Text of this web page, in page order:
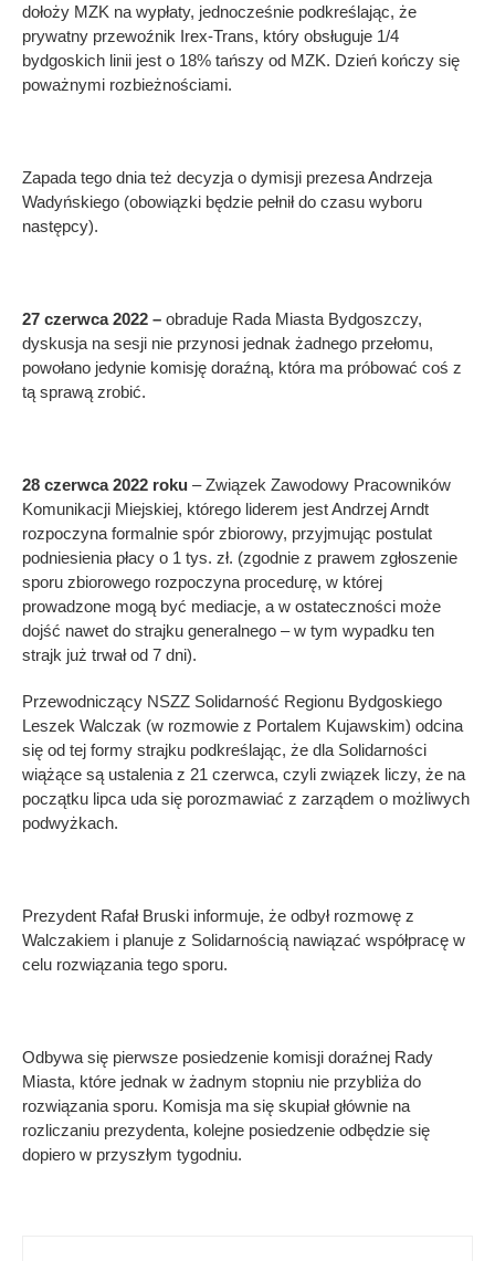
dołoży MZK na wypłaty, jednocześnie podkreślając, że
prywatny przewoźnik Irex-Trans, który obsługuje 1/4
bydgoskich linii jest o 18% tańszy od MZK. Dzień kończy się
poważnymi rozbieżnościami.
Zapada tego dnia też decyzja o dymisji prezesa Andrzeja
Wadyńskiego (obowiązki będzie pełnił do czasu wyboru
następcy).
27 czerwca 2022 – obraduje Rada Miasta Bydgoszczy,
dyskusja na sesji nie przynosi jednak żadnego przełomu,
powołano jedynie komisję doraźną, która ma próbować coś z
tą sprawą zrobić.
28 czerwca 2022 roku – Związek Zawodowy Pracowników
Komunikacji Miejskiej, którego liderem jest Andrzej Arndt
rozpoczyna formalnie spór zbiorowy, przyjmując postulat
podniesienia płacy o 1 tys. zł. (zgodnie z prawem zgłoszenie
sporu zbiorowego rozpoczyna procedurę, w której
prowadzone mogą być mediacje, a w ostateczności może
dojść nawet do strajku generalnego – w tym wypadku ten
strajk już trwał od 7 dni).
Przewodniczący NSZZ Solidarność Regionu Bydgoskiego
Leszek Walczak (w rozmowie z Portalem Kujawskim) odcina
się od tej formy strajku podkreślając, że dla Solidarności
wiążące są ustalenia z 21 czerwca, czyli związek liczy, że na
początku lipca uda się porozmawiać z zarządem o możliwych
podwyżkach.
Prezydent Rafał Bruski informuje, że odbył rozmowę z
Walczakiem i planuje z Solidarnością nawiązać współpracę w
celu rozwiązania tego sporu.
Odbywa się pierwsze posiedzenie komisji doraźnej Rady
Miasta, które jednak w żadnym stopniu nie przybliża do
rozwiązania sporu. Komisja ma się skupiał głównie na
rozliczaniu prezydenta, kolejne posiedzenie odbędzie się
dopiero w przyszłym tygodniu.